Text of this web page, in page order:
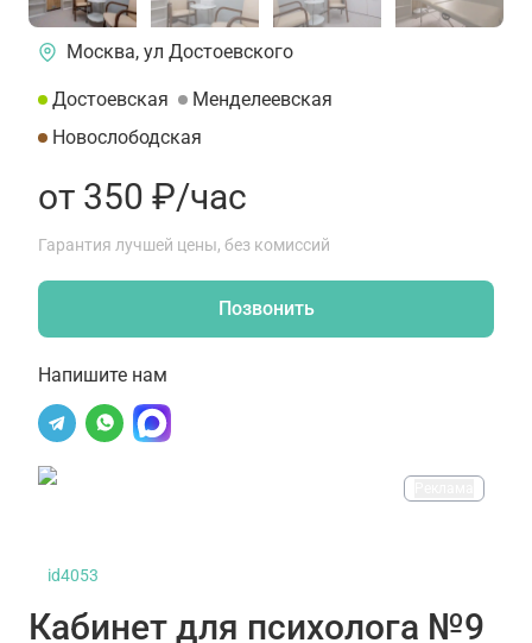
Москва, ул Достоевского
Достоевская
Менделеевская
Новослободская
от 350 ₽/час
Гарантия лучшей цены, без комиссий
Позвонить
Напишите нам
id4053
Кабинет для психолога №9